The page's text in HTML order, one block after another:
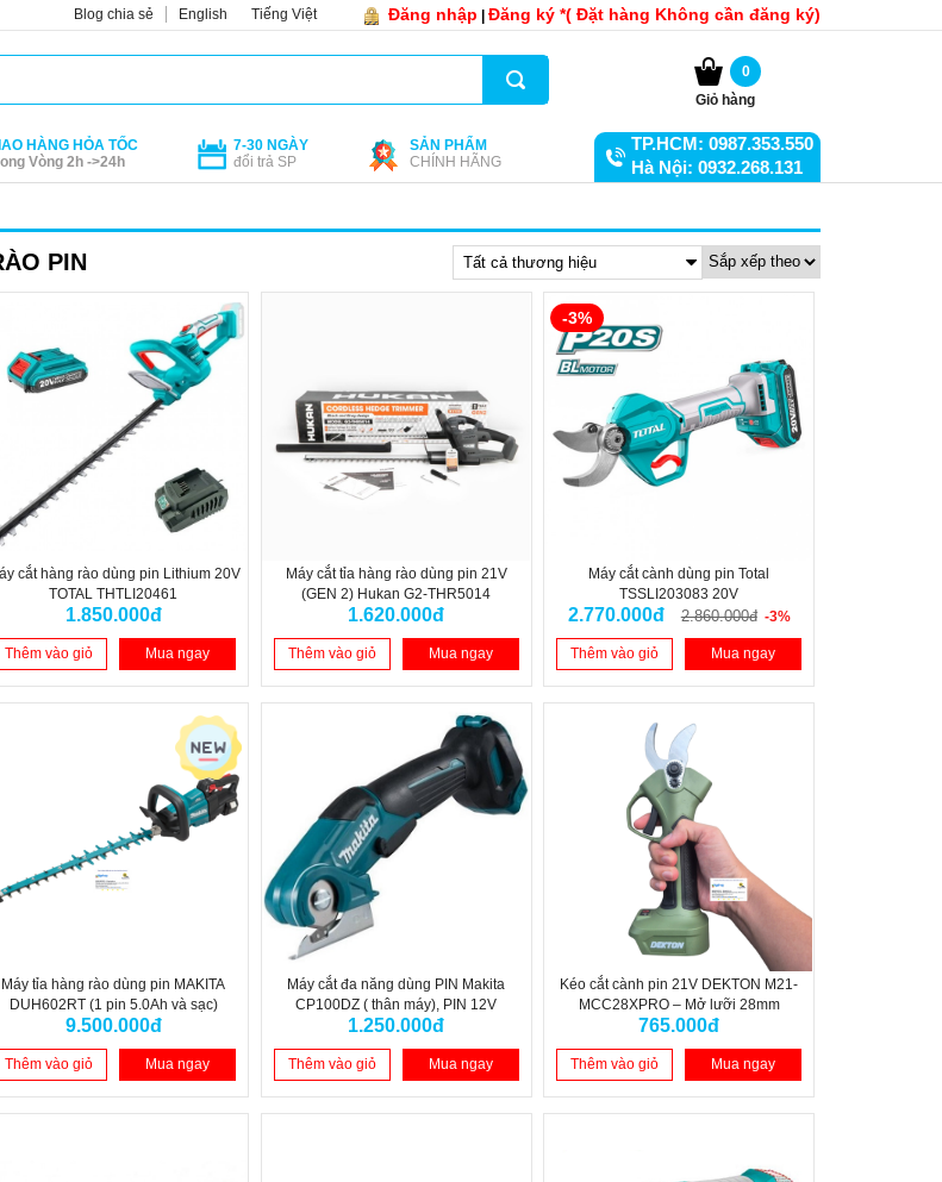
Đăng nhập Đăng ký *( Đặt hàng Không cần đăng ký)
Blog chia sẻ English Tiếng Việt
0
Giỏ hàng
HÀNG HỎA TỐC
Vòng 2h ->24h
7-30 NGÀY
đổi trả SP
SẢN PHẨM
CHÍNH HÃNG
TP.HCM: 0987.353.550
Hà Nội: 0932.268.131
PIN Tất cả thương hiệu
cắt hàng rào dùng pin Lithium 20V
TOTAL THTLI20461
1.850.000đ
Thêm vào giỏ Mua ngay
Máy cắt tỉa hàng rào dùng pin 21V
(GEN 2) Hukan G2-THR5014
1.620.000đ
Thêm vào giỏ Mua ngay
Máy cắt cành dùng pin Total
TSSLI203083 20V
2.770.000đ 2.860.000đ -3%
-3%
Thêm vào giỏ Mua ngay
Máy tỉa hàng rào dùng pin MAKITA
DUH602RT (1 pin 5.0Ah và sạc)
9.500.000đ
Thêm vào giỏ Mua ngay
Máy cắt đa năng dùng PIN Makita
CP100DZ ( thân máy), PIN 12V
1.250.000đ
Thêm vào giỏ Mua ngay
Kéo cắt cành pin 21V DEKTON M21-
MCC28XPRO – Mở lưỡi 28mm
765.000đ
Thêm vào giỏ Mua ngay